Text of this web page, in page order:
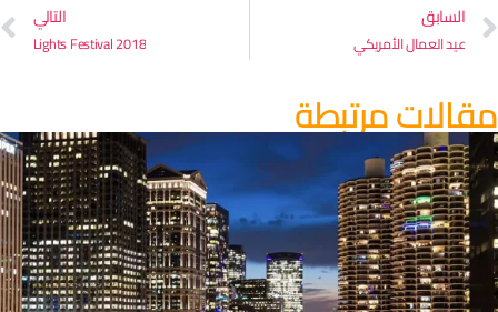
السابق
عيد العمال الأمريكي
التالي
Lights Festival 2018
مرتبطة